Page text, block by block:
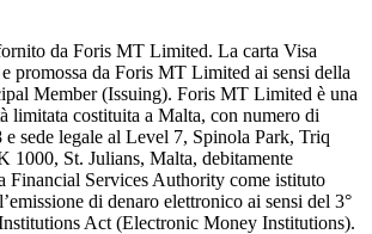
da Foris MT Limited. La carta Visa
e promossa da Foris MT Limited ai sensi della
Member (Issuing). Foris MT Limited è una
limitata costituita a Malta, con numero di
sede legale al Level 7, Spinola Park, Triq
St. Julians, Malta, debitamente
Financial Services Authority come istituto
di denaro elettronico ai sensi del 3°
Act (Electronic Money Institutions).